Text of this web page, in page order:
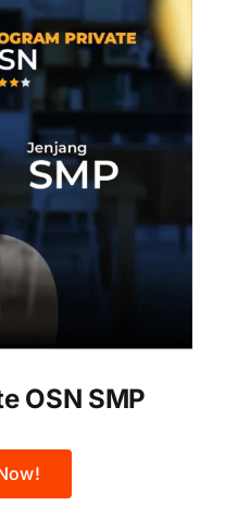
OSN SMP